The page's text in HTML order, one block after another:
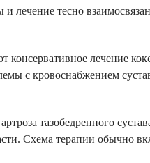
лечение тесно
лечение
с кровоснабжением
тазобедренного
Схема терапии обычно